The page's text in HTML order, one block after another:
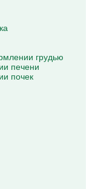
грудью
печени
почек